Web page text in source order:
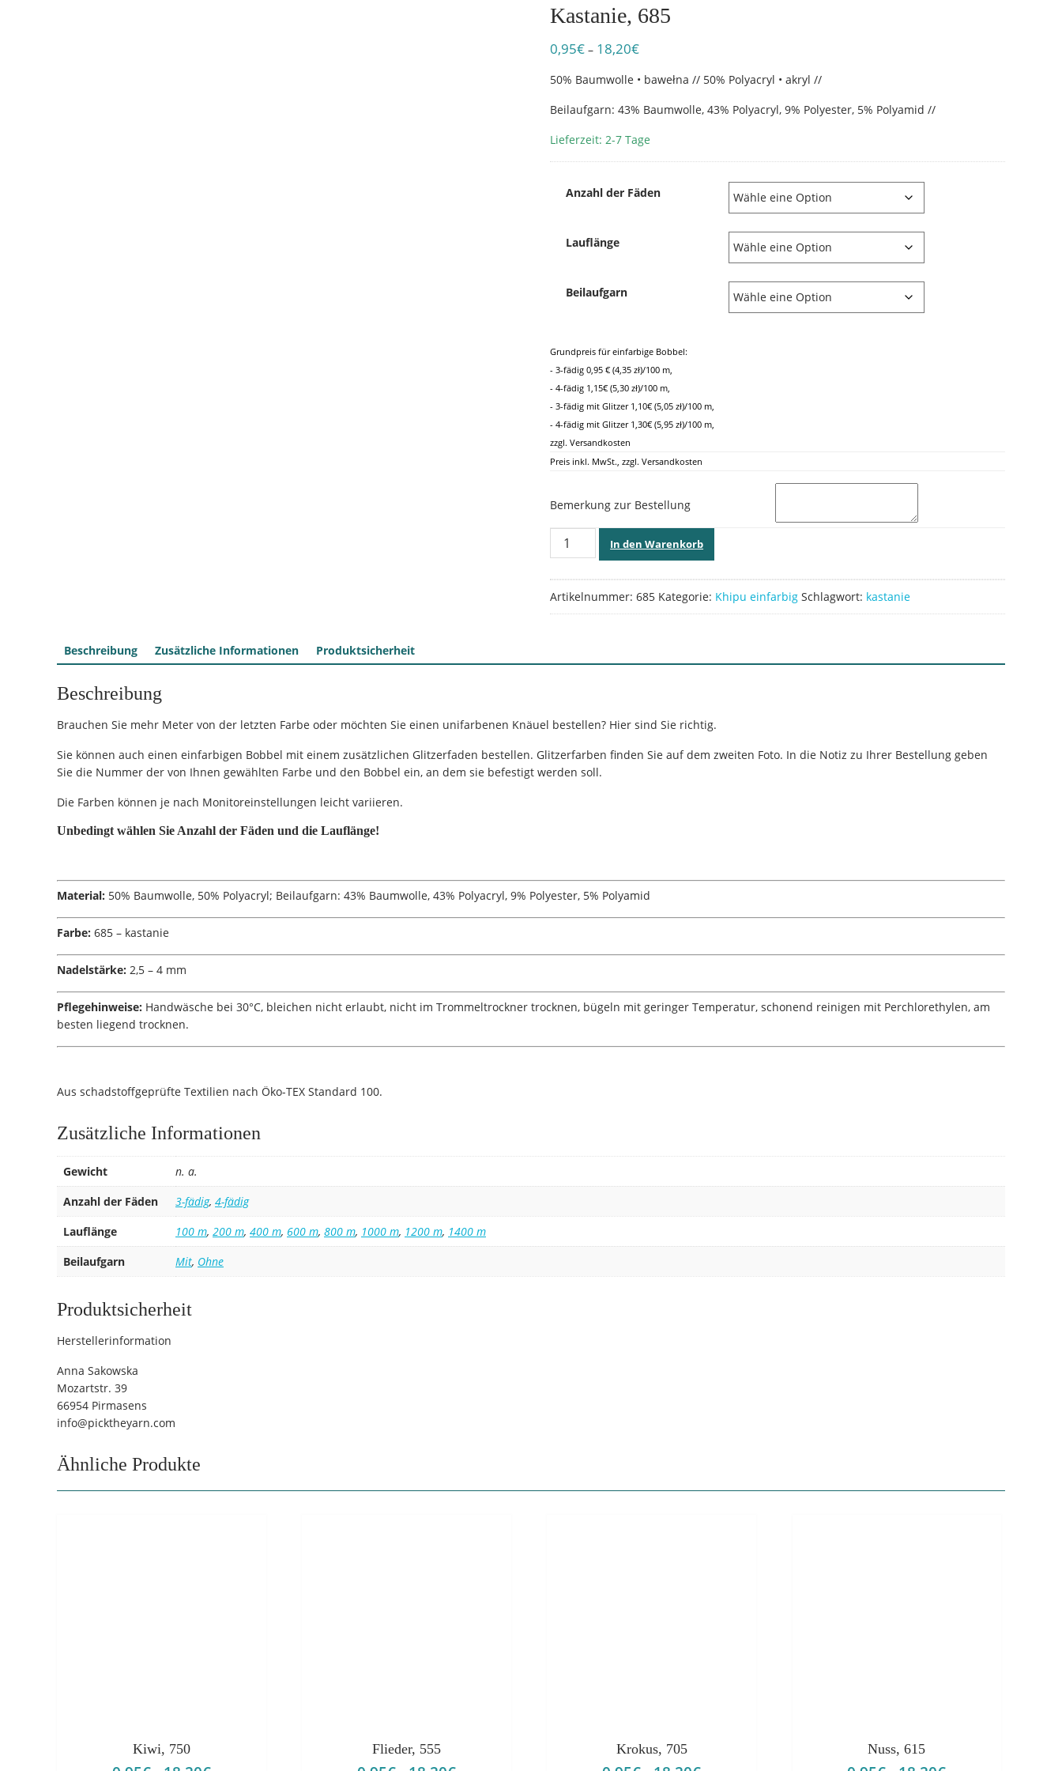
Kastanie, 685
0,95€ – 18,20€Preisspanne:
bis
50% Baumwolle • bawełna // 50% Polyacryl • akryl //
Beilaufgarn: 43% Baumwolle, 43% Polyacryl, 9% Polyester, 5% Polyamid //
Lieferzeit: 2-7 Tage
Anzahl der Fäden
Lauflänge
Beilaufgarn
Grundpreis für einfarbige Bobbel:
- 3-fädig 0,95 € (4,35 zł)/100 m,
- 4-fädig 1,15€ (5,30 zł)/100 m,
- 3-fädig mit Glitzer 1,10€ (5,05 zł)/100 m,
- 4-fädig mit Glitzer 1,30€ (5,95 zł)/100 m,
zzgl. Versandkosten
Preis inkl. MwSt., zzgl. Versandkosten
Bemerkung zur Bestellung
Kastanie,
685
In den Warenkorb
Artikelnummer: 685 Kategorie: Khipu einfarbig Schlagwort: kastanie
Beschreibung Zusätzliche Informationen Produktsicherheit
Beschreibung
Brauchen Sie mehr Meter von der letzten Farbe oder möchten Sie einen unifarbenen Knäuel bestellen? Hier sind Sie richtig.
Sie können auch einen einfarbigen Bobbel mit einem zusätzlichen Glitzerfaden bestellen. Glitzerfarben finden Sie auf dem zweiten Foto. In die Notiz zu Ihrer Bestellung geben
Sie die Nummer der von Ihnen gewählten Farbe und den Bobbel ein, an dem sie befestigt werden soll.
Die Farben können je nach Monitoreinstellungen leicht variieren.
Unbedingt wählen Sie Anzahl der Fäden und die Lauflänge!
Material: 50% Baumwolle, 50% Polyacryl; Beilaufgarn: 43% Baumwolle, 43% Polyacryl, 9% Polyester, 5% Polyamid
Farbe: 685 – kastanie
Nadelstärke: 2,5 – 4 mm
Pflegehinweise: Handwäsche bei 30°C, bleichen nicht erlaubt, nicht im Trommeltrockner trocknen, bügeln mit geringer Temperatur, schonend reinigen mit Perchlorethylen, am
besten liegend trocknen.
Aus schadstoffgeprüfte Textilien nach Öko-TEX Standard 100.
Zusätzliche Informationen
Gewicht
n. a.
Anzahl der Fäden
3-fädig, 4-fädig
Lauflänge
100 m, 200 m, 400 m, 600 m, 800 m, 1000 m, 1200 m, 1400 m
Beilaufgarn
Mit, Ohne
Produktsicherheit
Herstellerinformation
Anna Sakowska
Mozartstr. 39
66954 Pirmasens
info@picktheyarn.com
Ähnliche Produkte
Kiwi, 750 Flieder, 555 Krokus, 705 Nuss, 615